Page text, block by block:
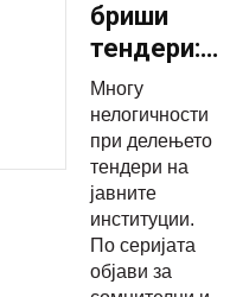
бриши
тендери:
Општина
Дебрца
поништила
јавна
набавка
за да
склучи
Многу
нелогичности
при делењето
тендери на
јавните
институции.
По серијата
објави за